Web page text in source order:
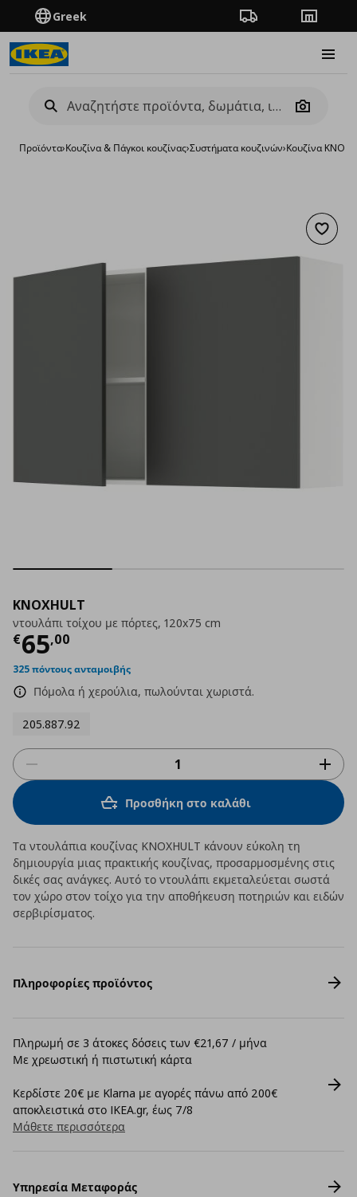
Greek Πορεία παραγγελίας
Camera
Προϊόντα›Κουζίνα & Πάγκοι κουζίνας›Συστήματα κουζινών›Κουζίνα
KNOXHULT
ντουλάπι τοίχου με πόρτες, 120x75 cm
€65,00
Τρέχουσα τιμή
325 πόντους ανταμοιβής
Πόμολα ή χερούλια, πωλούνται χωριστά.
205.887.92
Προσθήκη στο καλάθι
Τα ντουλάπια κουζίνας KNOXHULT κάνουν εύκολη τη
δημιουργία μιας πρακτικής κουζίνας, προσαρμοσμένης στις
δικές σας ανάγκες. Αυτό το ντουλάπι εκμεταλεύεται σωστά
τον χώρο στον τοίχο για την αποθήκευση ποτηριών και ειδών
σερβιρίσματος.
Πληροφορίες προϊόντος
Πληρωμή σε 3 άτοκες δόσεις των €21,67 / μήνα
Με χρεωστική ή πιστωτική κάρτα
Κερδίστε 20€ με Klarna με αγορές πάνω από 200€
αποκλειστικά στο IKEA.gr, έως 7/8
Μάθετε περισσότερα
Υπηρεσία Μεταφοράς